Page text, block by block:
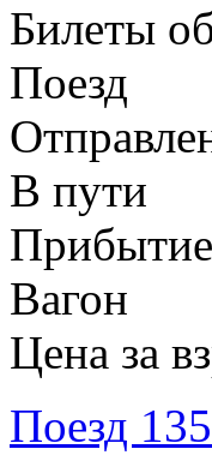
Билеты
Поезд
В пути
Прибытие
Вагон
Цена за
Поезд